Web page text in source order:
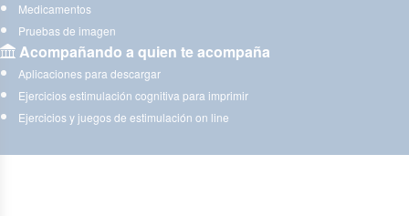
Medicamentos
Pruebas de imagen
Acompañando a quien te acompaña
Aplicaciones para descargar
Ejercicios estimulación cognitiva para imprimir
Ejercicios y juegos de estimulación on line